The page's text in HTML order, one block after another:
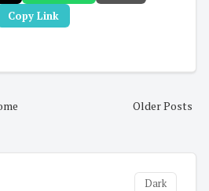
Copy Link
Older Posts
Dark